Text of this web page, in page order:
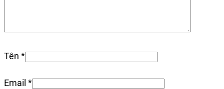
Tên *
Email *